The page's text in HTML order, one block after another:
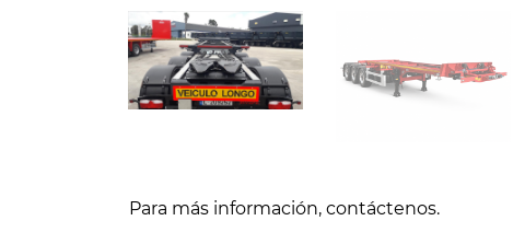
Para más información, contáctenos.